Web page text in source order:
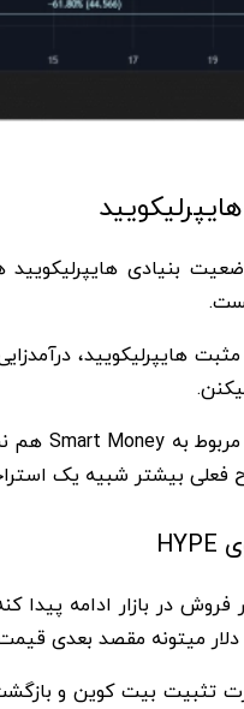
بنیادی
.
هایپرلیکویید،
.
به Smart Money هم
فعلی بیشتر شبیه یک
HYPE
فروش در بازار ادامه